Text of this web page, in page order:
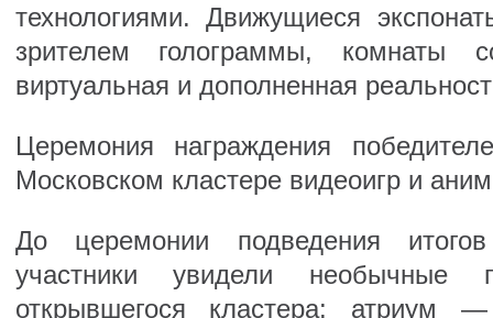
технологиями. Движущиеся
зрителем голограммы, комнаты
виртуальная и дополненная
Церемония награждения
Московском кластере видеоигр и
До церемонии подведения
участники увидели необычные
открывшегося кластера: атриум